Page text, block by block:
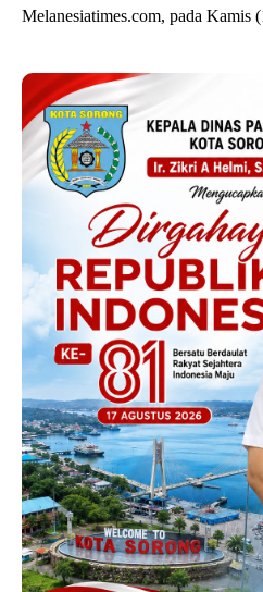
Melanesiatimes.com, pada Kamis